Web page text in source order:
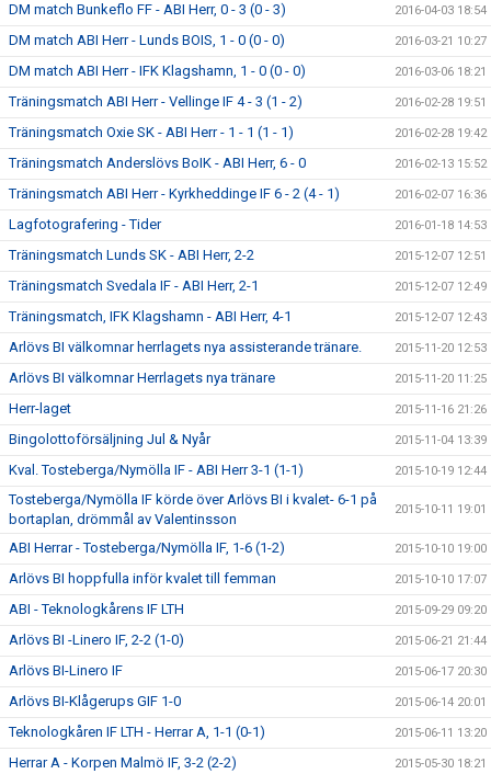
DM match Bunkeflo FF - ABI Herr, 0 - 3 (0 - 3) 2016-04-03 18:54
DM match ABI Herr - Lunds BOIS, 1 - 0 (0 - 0) 2016-03-21 10:27
DM match ABI Herr - IFK Klagshamn, 1 - 0 (0 - 0) 2016-03-06 18:21
Träningsmatch ABI Herr - Vellinge IF 4 - 3 (1 - 2) 2016-02-28 19:51
Träningsmatch Oxie SK - ABI Herr - 1 - 1 (1 - 1) 2016-02-28 19:42
Träningsmatch Anderslövs BoIK - ABI Herr, 6 - 0 2016-02-13 15:52
Träningsmatch ABI Herr - Kyrkheddinge IF 6 - 2 (4 - 1) 2016-02-07 16:36
Lagfotografering - Tider 2016-01-18 14:53
Träningsmatch Lunds SK - ABI Herr, 2-2 2015-12-07 12:51
Träningsmatch Svedala IF - ABI Herr, 2-1 2015-12-07 12:49
Träningsmatch, IFK Klagshamn - ABI Herr, 4-1 2015-12-07 12:43
Arlövs BI välkomnar herrlagets nya assisterande tränare. 2015-11-20 12:53
Arlövs BI välkomnar Herrlagets nya tränare 2015-11-20 11:25
Herr-laget 2015-11-16 21:26
Bingolottoförsäljning Jul & Nyår 2015-11-04 13:39
Kval. Tosteberga/Nymölla IF - ABI Herr 3-1 (1-1) 2015-10-19 12:44
Tosteberga/Nymölla IF körde över Arlövs BI i kvalet- 6-1 på
bortaplan, drömmål av Valentinsson
2015-10-11 19:01
ABI Herrar - Tosteberga/Nymölla IF, 1-6 (1-2) 2015-10-10 19:00
Arlövs BI hoppfulla inför kvalet till femman 2015-10-10 17:07
ABI - Teknologkårens IF LTH 2015-09-29 09:20
Arlövs BI -Linero IF, 2-2 (1-0) 2015-06-21 21:44
Arlövs BI-Linero IF 2015-06-17 20:30
Arlövs BI-Klågerups GIF 1-0 2015-06-14 20:01
Teknologkåren IF LTH - Herrar A, 1-1 (0-1) 2015-06-11 13:20
Herrar A - Korpen Malmö IF, 3-2 (2-2) 2015-05-30 18:21